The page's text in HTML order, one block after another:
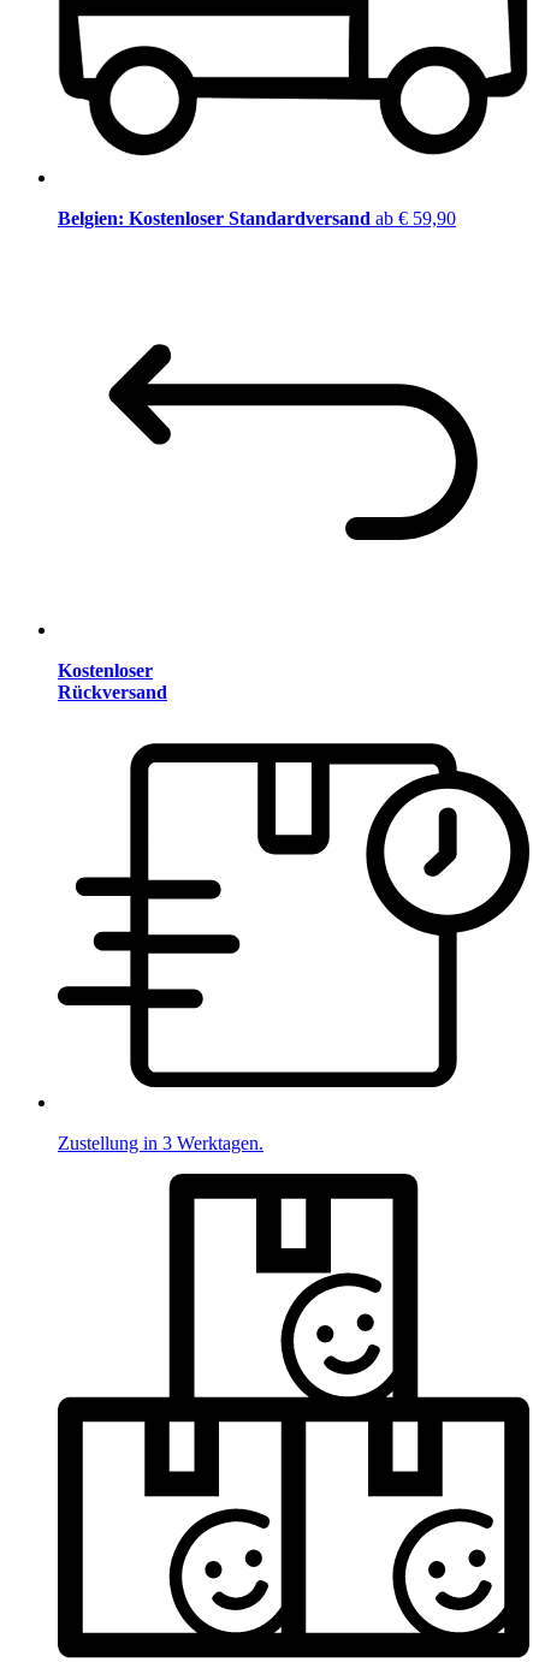
Belgien: Kostenloser Standardversand ab € 59,90
Kostenloser
Rückversand
Zustellung in 3 Werktagen.